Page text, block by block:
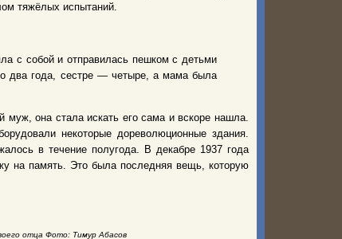
тяжёлых испытаний.
с собой и отправилась пешком с детьми
два года, сестре — четыре, а мама была
она стала искать его сама и вскоре нашла.
некоторые дореволюционные здания.
в течение полугода. В декабре 1937 года
на память. Это была последняя вещь, которую
отца Фото: Тимур Абасов